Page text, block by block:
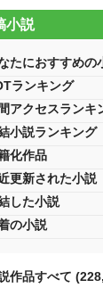
小説
たにおすすめの
ランキング
アクセスランキ
小説ランキング
化作品
更新された小説
した小説
の小説
作品すべて